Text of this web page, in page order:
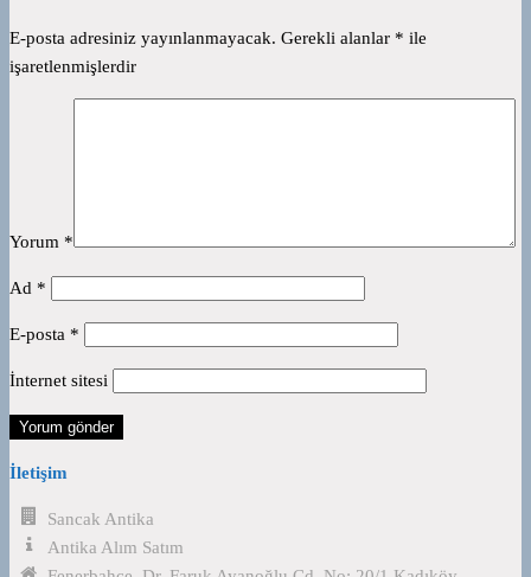
E-posta adresiniz yayınlanmayacak. Gerekli alanlar * ile
işaretlenmişlerdir
Yorum *
Ad *
E-posta *
İnternet sitesi
İletişim
Sancak Antika
Antika Alım Satım